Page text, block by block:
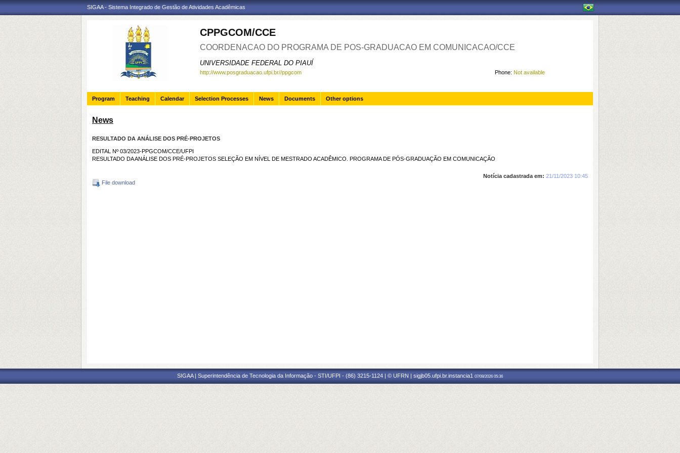
SIGAA - Sistema Integrado de Gestão de Atividades Acadêmicas
CPPGCOM/CCE
COORDENACAO DO PROGRAMA DE POS-GRADUACAO EM COMUNICACAO/CCE
UNIVERSIDADE FEDERAL DO PIAUÍ
Phone: Not available
http://www.posgraduacao.ufpi.br//ppgcom
Program Teaching Calendar Selection Processes News Documents Other options
News
RESULTADO DA ANÁLISE DOS PRÉ-PROJETOS
EDITAL Nº 03/2023-PPGCOM/CCE/UFPI
RESULTADO DA ANÁLISE DOS PRÉ-PROJETOS SELEÇÃO EM NÍVEL DE MESTRADO ACADÊMICO. PROGRAMA DE PÓS-GRADUAÇÃO EM COMUNICAÇÃO
Notícia cadastrada em: 21/11/2023 10:45
File download
SIGAA | Superintendência de Tecnologia da Informação - STI/UFPI - (86) 3215-1124 | © UFRN | sigjb05.ufpi.br.instancia1 07/08/2026 05:36